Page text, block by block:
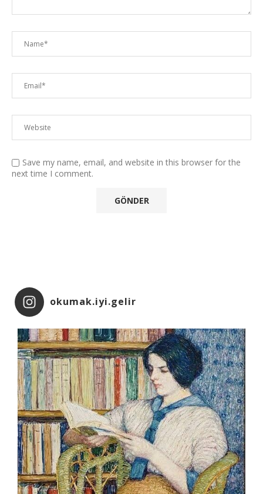
Save my name, email, and website in this browser for the
next time I comment.
okumak.iyi.gelir